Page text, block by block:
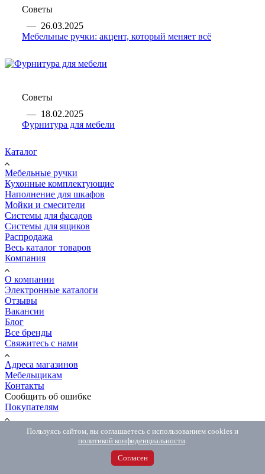
Советы
— 26.03.2025
Мебельные ручки: акцент, который меняет всё
Советы
— 18.02.2025
Фурнитура для мебели
Каталог
Мебельные ручки
Кухонные комплектующие
Наполнение для шкафов
Мойки и смесители
Системы для фасадов
Системы для ящиков
Распродажа
Весь каталог товаров
Компания
О компании
Электронные каталоги
Отзывы
Вакансии
Блог
Все бренды
Свяжитесь с нами
Адреса магазинов
Мебельщикам
Контакты
Сообщить об ошибке
Покупателям
Как сделать заказ
Доставка и оплата
Пользуясь сайтом, вы соглашаетесь с использованием cookies и
политикой конфиденциальности.
Согласен